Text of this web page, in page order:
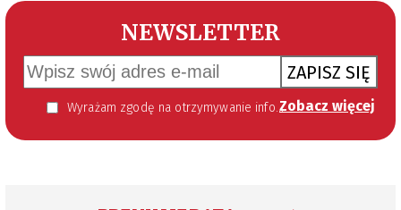
NEWSLETTER
ZAPISZ SIĘ
Wyrażam zgodę na otrzymywanie informacji handlowej kierowanej do mnie za pomocą środków komunikacji elektronicznej w szczególności poczty elektronicznej zgodnie z przepisem art. 10 ust 2 ustawy z dnia 18 lipca 2002 roku o świadczeniu usług drogą elektroniczną (Dz. U. 144 z 2002 r. poz. 1204). Zgoda jest dobrowolna, jednak jej wyrażenie jest konieczne, aby otrzymywać newsletter. Zobacz więcej